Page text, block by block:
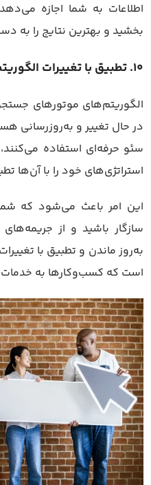
اطلاعات به شما اجازه
بخشید و بهترین نتایج را به
10. تطبیق با تغییرات الگوریتم‌ها و به‌روز ماندن
الگوریتم‌های موتورهای
در حال تغییر و به‌روزرسانی
سئو حرفه‌ای استفاده
استراتژی‌های خود را با آن‌ها
این امر باعث می‌شود که
سازگار باشید و از جریمه‌های
به‌روز ماندن و تطبیق با
است که کسب‌وکارها به خدمات